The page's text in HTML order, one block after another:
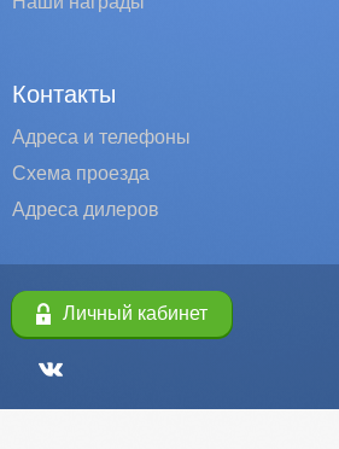
Контакты
Адреса и телефоны
Схема проезда
Адреса дилеров
Личный кабинет